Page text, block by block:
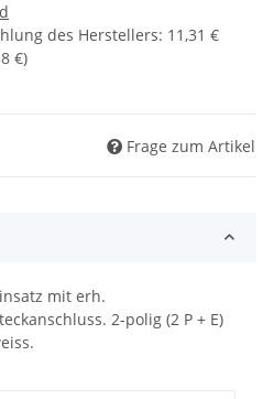
des Herstellers: 11,31 €
€)
Frage zum Artikel
mit erh.
2-polig (2 P + E)